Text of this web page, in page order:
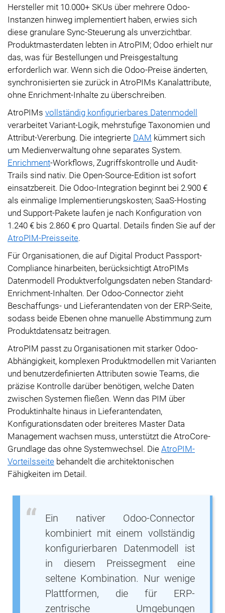
Hersteller mit 10.000+ SKUs über mehrere Odoo-
Instanzen hinweg implementiert haben, erwies sich
diese granulare Sync-Steuerung als unverzichtbar.
Produktmasterdaten lebten in AtroPIM; Odoo erhielt nur
das, was für Bestellungen und Preisgestaltung
erforderlich war. Wenn sich die Odoo-Preise änderten,
synchronisierten sie zurück in AtroPIMs Kanalattribute,
ohne Enrichment-Inhalte zu überschreiben.
AtroPIMs vollständig konfigurierbares Datenmodell
verarbeitet Variant-Logik, mehrstufige Taxonomien und
Attribut-Vererbung. Die integrierte DAM kümmert sich
um Medienverwaltung ohne separates System.
Enrichment-Workflows, Zugriffskontrolle und Audit-
Trails sind nativ. Die Open-Source-Edition ist sofort
einsatzbereit. Die Odoo-Integration beginnt bei 2.900 €
als einmalige Implementierungskosten; SaaS-Hosting
und Support-Pakete laufen je nach Konfiguration von
1.240 € bis 2.860 € pro Quartal. Details finden Sie auf der
AtroPIM-Preisseite.
Für Organisationen, die auf Digital Product Passport-
Compliance hinarbeiten, berücksichtigt AtroPIMs
Datenmodell Produktverfolgungsdaten neben Standard-
Enrichment-Inhalten. Der Odoo-Connector zieht
Beschaffungs- und Lieferantendaten von der ERP-Seite,
sodass beide Ebenen ohne manuelle Abstimmung zum
Produktdatensatz beitragen.
AtroPIM passt zu Organisationen mit starker Odoo-
Abhängigkeit, komplexen Produktmodellen mit Varianten
und benutzerdefinierten Attributen sowie Teams, die
präzise Kontrolle darüber benötigen, welche Daten
zwischen Systemen fließen. Wenn das PIM über
Produktinhalte hinaus in Lieferantendaten,
Konfigurationsdaten oder breiteres Master Data
Management wachsen muss, unterstützt die AtroCore-
Grundlage das ohne Systemwechsel. Die AtroPIM-
Vorteilsseite behandelt die architektonischen
Fähigkeiten im Detail.
Ein nativer Odoo-Connector
kombiniert mit einem vollständig
konfigurierbaren Datenmodell ist
in diesem Preissegment eine
seltene Kombination. Nur wenige
Plattformen, die für ERP-
zentrische Umgebungen